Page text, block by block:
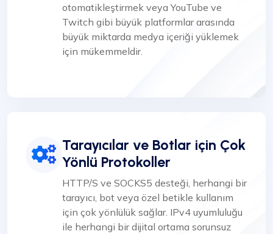
otomatikleştirmek veya YouTube ve
Twitch gibi büyük platformlar arasında
büyük miktarda medya içeriği yüklemek
için mükemmeldir.
Tarayıcılar ve Botlar için Çok
Yönlü Protokoller
HTTP/S ve SOCKS5 desteği, herhangi bir
tarayıcı, bot veya özel betikle kullanım
için çok yönlülük sağlar. IPv4 uyumluluğu
ile herhangi bir dijital ortama sorunsuz